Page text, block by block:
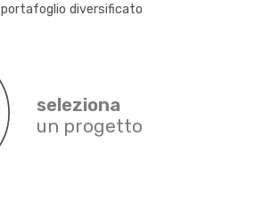
portafoglio diversificato
seleziona
un progetto